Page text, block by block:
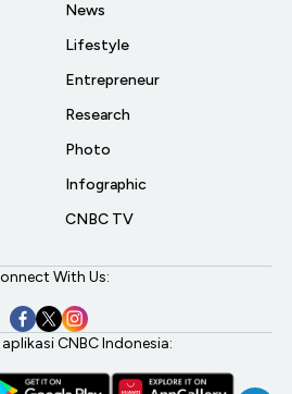
News
Lifestyle
Entrepreneur
Research
Photo
Infographic
CNBC TV
With Us:
CNBC Indonesia: